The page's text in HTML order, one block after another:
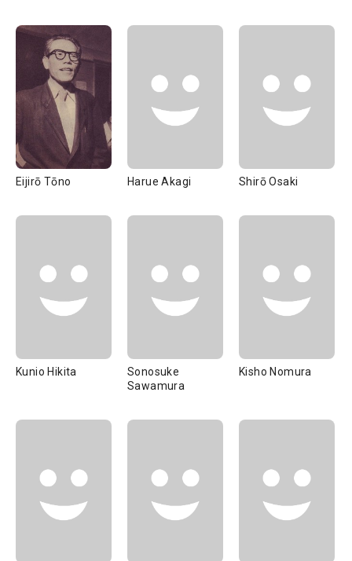
Eijirō Tōno Harue Akagi Shirō Osaki
Kunio Hikita
Sonosuke
Sawamura
Kisho Nomura